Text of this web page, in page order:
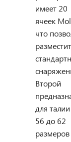
имеет 20
ячеек
что
Второй
для
56 до 62
размеров